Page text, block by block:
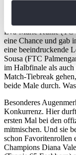
bestimmten
Erfahren Sie
verarbeitet
Abschnitt
Wir verwenden
personalisieren,
zu können und
analysieren.
Verwendung
Auch in der U11-
und zeigten, warum
Eva-Marie Kühle (TC
eine Chance und gab
eine beeindruckende
Sousa (FTC
im Halbfinale als auch
Match-Tiebreak
beide Male durch.
Besonderes
Konkurrenz. Hier
ersten Mal bei den
mitmischen. Und sie
schon Favoritenrollen
Champions Diana